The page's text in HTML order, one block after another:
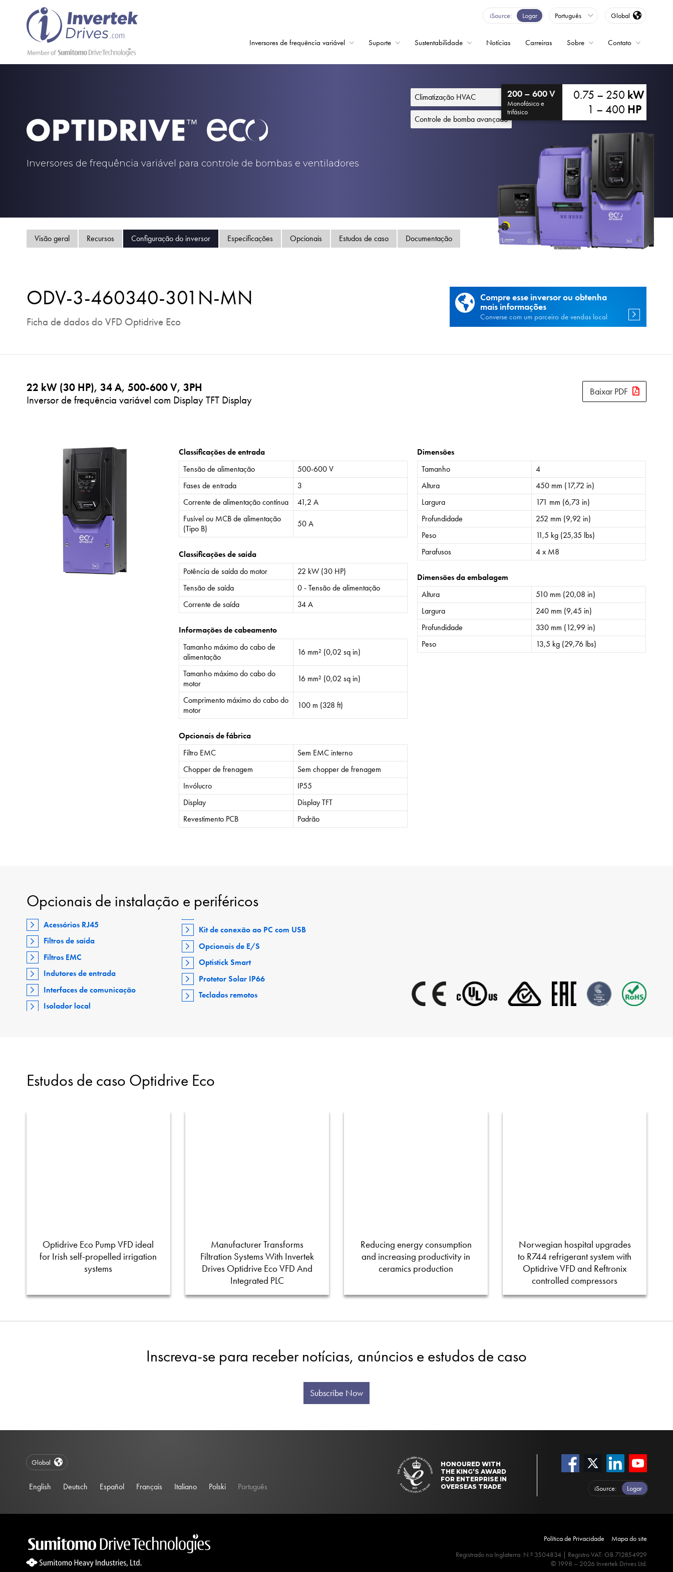
iSource Logar Português Global
Inversores de frequência variável Suporte Sustentabilidade Notícias Carreiras Sobre Contato
Inversores de frequência variável para controle de bombas e ventiladores
Climatização HVAC
Controle de bomba avançado
200 – 600 V
Monofásico e
trifásico
0.75 – 250 kW
1 – 400 HP
Visão geral Recursos Configuração do inversor Especificações Opcionais Estudos de caso Documentação
ODV-3-460340-301N-MN
Ficha de dados do VFD Optidrive Eco
Compre esse inversor ou obtenha
mais informações
Converse com um parceiro de vendas local
22 kW (30 HP), 34 A, 500-600 V, 3PH
Inversor de frequência variável com Display TFT Display
Baixar PDF
Classificações de entrada
Tensão de alimentação
500-600 V
Fases de entrada
3
Corrente de alimentação contínua
41,2 A
Fusível ou MCB de alimentação
(Tipo B)
50 A
Classificações de saída
Potência de saída do motor
22 kW (30 HP)
Tensão de saída
0 - Tensão de alimentação
Corrente de saída
34 A
Informações de cabeamento
Tamanho máximo do cabo de
alimentação
16 mm² (0,02 sq in)
Tamanho máximo do cabo do
motor
16 mm² (0,02 sq in)
Comprimento máximo do cabo do
motor
100 m (328 ft)
Opcionais de fábrica
Filtro EMC
Sem EMC interno
Chopper de frenagem
Sem chopper de frenagem
Invólucro
IP55
Display
Display TFT
Revestimento PCB
Padrão
Dimensões
Tamanho
4
Altura
450 mm (17,72 in)
Largura
171 mm (6,73 in)
Profundidade
252 mm (9,92 in)
Peso
11,5 kg (25,35 lbs)
Parafusos
4 x M8
Dimensões da embalagem
Altura
510 mm (20,08 in)
Largura
240 mm (9,45 in)
Profundidade
330 mm (12,99 in)
Peso
13,5 kg (29,76 lbs)
Opcionais de instalação e periféricos
Acessórios RJ45
Filtros de saída
Filtros EMC
Indutores de entrada
Interfaces de comunicação
Isolador local
Kit de conexão ao PC com USB
Opcionais de E/S
Optistick Smart
Protetor Solar IP66
Teclados remotos
Estudos de caso Optidrive Eco
Optidrive Eco Pump VFD ideal
for Irish self-propelled irrigation
systems
Manufacturer Transforms
Filtration Systems With Invertek
Drives Optidrive Eco VFD And
Integrated PLC
Reducing energy consumption
and increasing productivity in
ceramics production
Norwegian hospital upgrades
to R744 refrigerant system with
Optidrive VFD and Reftronix
controlled compressors
Inscreva-se para receber notícias, anúncios e estudos de caso
Subscribe Now
HONOURED WITH
THE KING’S AWARD
FOR ENTERPRISE IN
OVERSEAS TRADE
iSource Logar
Global
English Deutsch Español Français Italiano Polski Português
Política de Privacidade
Mapa do site
Registrado na Inglaterra: N.º 3504834 | Registro VAT: GB 712854929
© 1998 – 2026 Invertek Drives Ltd.
Inversores de frequência variável
Sustentabilidade
Política de Privacidade
Mapa do site